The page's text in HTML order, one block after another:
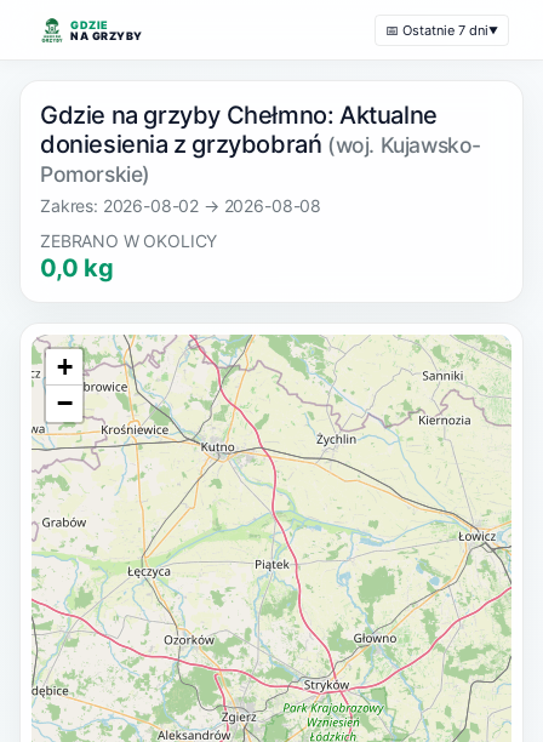
GDZIE
NA GRZYBY
📅 Ostatnie 7 dni▼
Gdzie na grzyby Chełmno: Aktualne
doniesienia z grzybobrań (woj. Kujawsko-
Pomorskie)
Zakres: 2026-08-02 → 2026-08-08
ZEBRANO W OKOLICY
0,0 kg
+
−